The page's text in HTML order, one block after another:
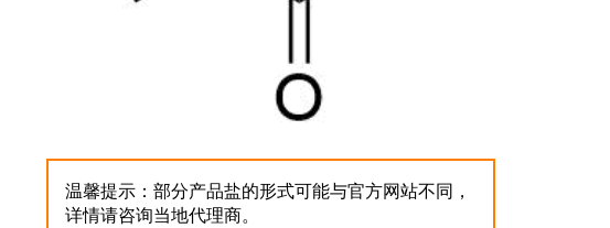
温馨提示：部分产品盐的形式可能与官方网站不同，
详情请咨询当地代理商。